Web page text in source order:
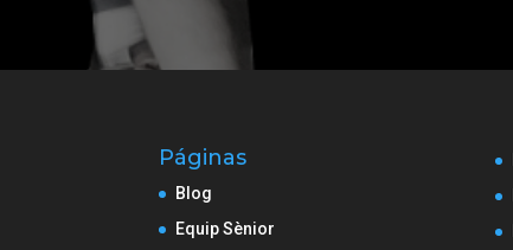
Páginas
Blog
Equip Sènior